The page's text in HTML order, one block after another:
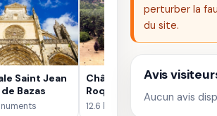
Saint Jean
Bazas
Château de
Roquetaillade
12.6 km · Châteaux
perturber la
du site.
Avis
Aucun avis